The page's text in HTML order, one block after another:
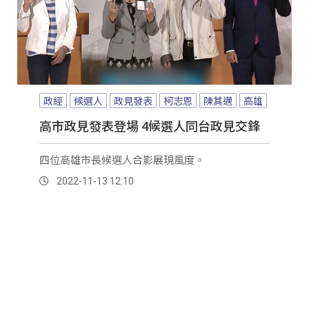
政經 候選人 政見發表 柯志恩 陳其邁 高雄
高市政見發表登場 4候選人同台政見交鋒
四位高雄市長候選人合影展現風度。
2022-11-13 12:10